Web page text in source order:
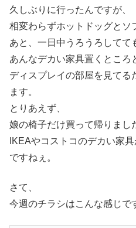
久しぶりに行ったんですが、
相変わらずホットドッグとソ
あと、一日中うろうろしてて
あんなデカい家具置くところ
ディスプレイの部屋を見てる
ます。
とりあえず、
娘の椅子だけ買って帰りまし
IKEAやコストコのデカい家
ですねぇ。
さて、
今週のチラシはこんな感じで